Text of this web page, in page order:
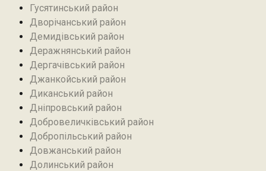
Гусятинський район‎
Дворічанський район
Демидівський район
Деражнянський район
Дергачівський район
Джанкойський район
Диканський район
Дніпровський район
Добровеличківський район
Добропільський район‎
Довжанський район
Долинський район